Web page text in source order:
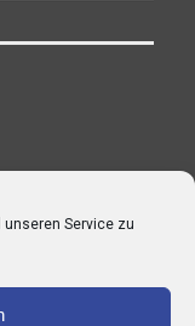
Service zu